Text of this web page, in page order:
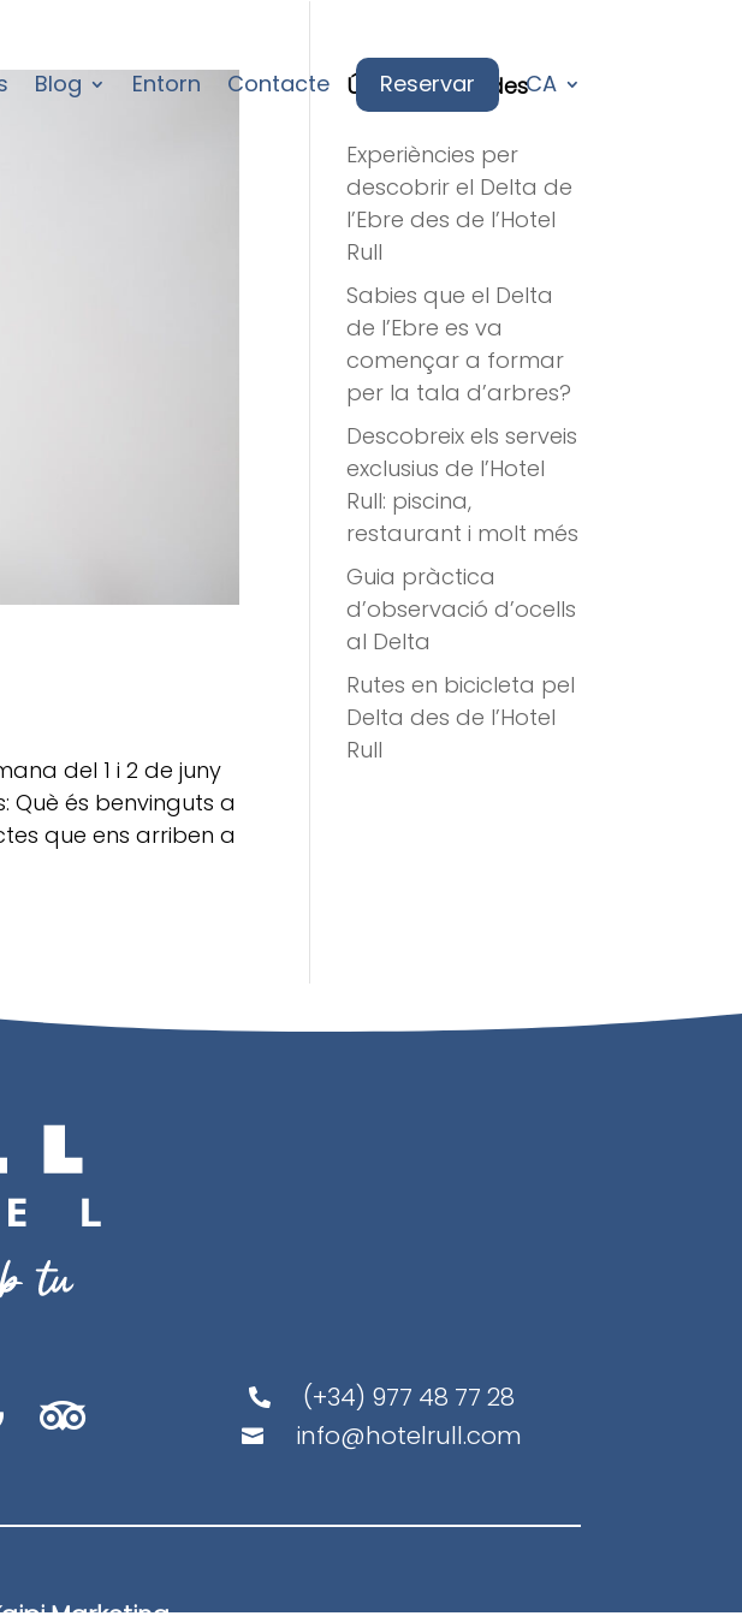
Blog Entorn Contacte Reservar CA
del 1 i 2 de juny
Què és benvinguts a
que ens arriben a
Últimes entrades
Experiències per
descobrir el Delta de
l’Ebre des de l’Hotel
Rull
Sabies que el Delta
de l’Ebre es va
començar a formar
per la tala d’arbres?
Descobreix els serveis
exclusius de l’Hotel
Rull: piscina,
restaurant i molt més
Guia pràctica
d’observació d’ocells
al Delta
Rutes en bicicleta pel
Delta des de l’Hotel
Rull
  (+34) 977 48 77 28
 info@hotelrull.com